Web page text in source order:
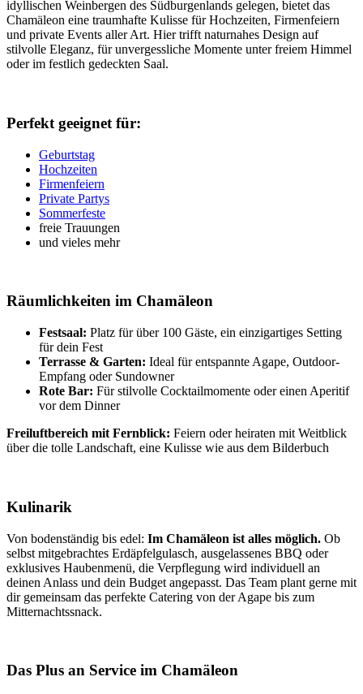
idyllischen Weinbergen des Südburgenlands gelegen, bietet das
Chamäleon eine traumhafte Kulisse für Hochzeiten, Firmenfeiern
und private Events aller Art. Hier trifft naturnahes Design auf
stilvolle Eleganz, für unvergessliche Momente unter freiem Himmel
oder im festlich gedeckten Saal.
Perfekt geeignet für:
Geburtstag
Hochzeiten
Firmenfeiern
Private Partys
Sommerfeste
freie Trauungen
und vieles mehr
Räumlichkeiten im Chamäleon
Festsaal: Platz für über 100 Gäste, ein einzigartiges Setting
für dein Fest
Terrasse & Garten: Ideal für entspannte Agape, Outdoor-
Empfang oder Sundowner
Rote Bar: Für stilvolle Cocktailmomente oder einen Aperitif
vor dem Dinner
Freiluftbereich mit Fernblick: Feiern oder heiraten mit Weitblick
über die tolle Landschaft, eine Kulisse wie aus dem Bilderbuch
Kulinarik
Von bodenständig bis edel: Im Chamäleon ist alles möglich. Ob
selbst mitgebrachtes Erdäpfelgulasch, ausgelassenes BBQ oder
exklusives Haubenmenü, die Verpflegung wird individuell an
deinen Anlass und dein Budget angepasst. Das Team plant gerne mit
dir gemeinsam das perfekte Catering von der Agape bis zum
Mitternachtssnack.
Das Plus an Service im Chamäleon